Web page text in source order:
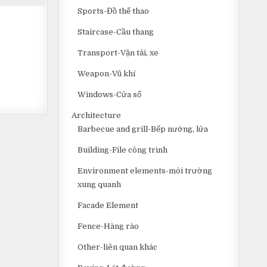
Sports-Đồ thể thao
Staircase-Cầu thang
Transport-Vận tải, xe
Weapon-Vũ khí
Windows-Cửa sổ
Architecture
Barbecue and grill-Bếp nướng, lửa
Building-File công trình
Environment elements-môi trường
xung quanh
Facade Element
Fence-Hàng rào
Other-liên quan khác